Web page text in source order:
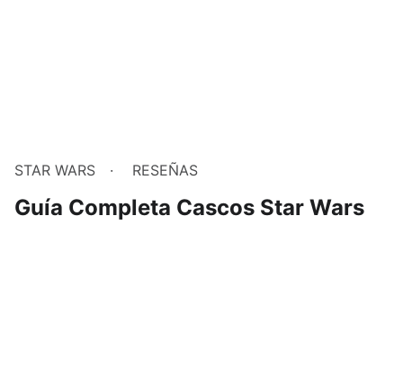
STAR WARS RESEÑAS
Guía Completa Cascos Star Wars